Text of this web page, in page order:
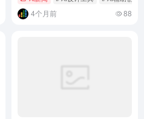
型
4个月前 88